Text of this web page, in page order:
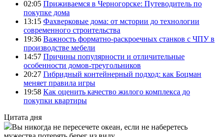
02:05 Приживаемся в Черногорске: Путеводитель по
покупке дома
13:15 Фахверковые дома: от мстории до технологии
современного строительства
19:36 Важность форматно-раскроечных станков с ЧПУ в
производстве мебели
14:57 Причины популярности и отличительные
особенности домов-треугольников
20:27 Гибридный контейнерный подход: как Боцман
меняет правила игры
19:58 Как оценить качество жилого комплекса до
покупки квартиры
Цитата дня
Вы никогда не пересечете океан, если не наберетесь